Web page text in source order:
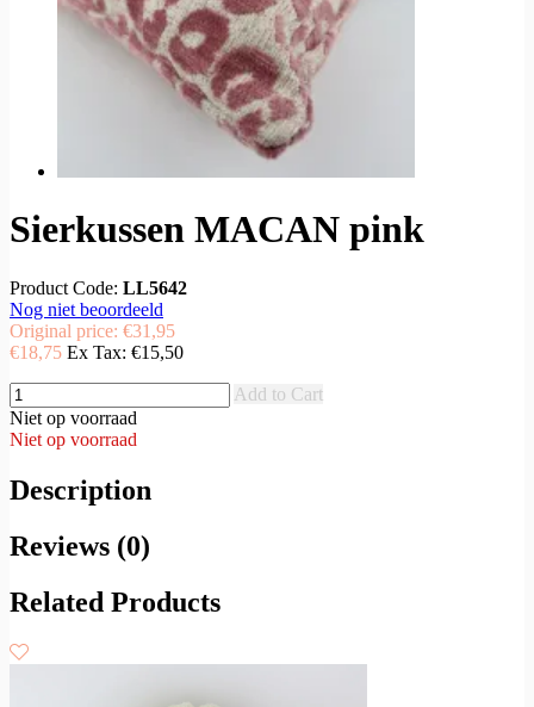
Sierkussen MACAN pink
Product Code: LL5642
Nog niet beoordeeld
Original price: €31,95
€18,75 Ex Tax: €15,50
Add to Cart
Niet op voorraad
Niet op voorraad
Description
Reviews (0)
Related Products